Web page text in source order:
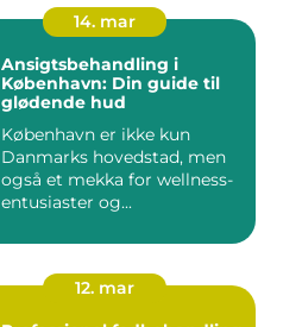
14. mar
Ansigtsbehandling i
København: Din guide til
glødende hud
København er ikke kun
Danmarks hovedstad, men
også et mekka for wellness-
entusiaster og...
12. mar